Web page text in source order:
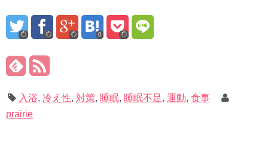
0
入浴, 冷え性, 対策, 睡眠, 睡眠不足, 運動, 食事
prairie